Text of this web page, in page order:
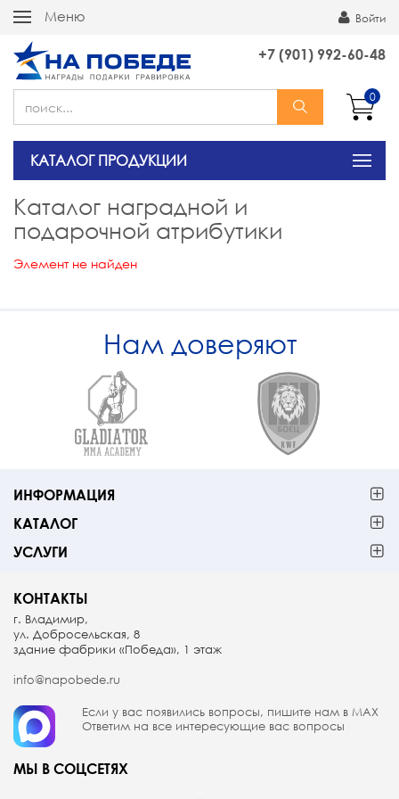
Меню Войти
+7 (901) 992-60-48
0
КАТАЛОГ ПРОДУКЦИИ
Каталог наградной и
подарочной атрибутики
Элемент не найден
Нам доверяют
ИНФОРМАЦИЯ
КАТАЛОГ
УСЛУГИ
КОНТАКТЫ
г. Владимир,
ул. Добросельская, 8
здание фабрики «Победа», 1 этаж
info@napobede.ru
Если у вас появились вопросы, пишите нам в МАX
Ответим на все интересующие вас вопросы
МЫ В СОЦСЕТЯХ